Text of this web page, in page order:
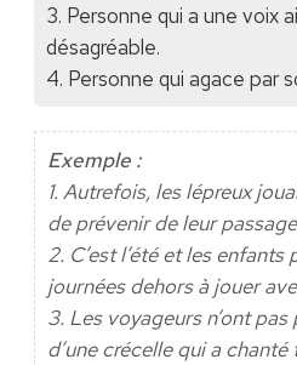
3. Personne qui a une voix
désagréable.
4. Personne qui agace par
Exemple :
1. Autrefois, les lépreux
de prévenir de leur
2. C’est l’été et les enfants
journées dehors à jouer
3. Les voyageurs n’ont
d’une crécelle qui a